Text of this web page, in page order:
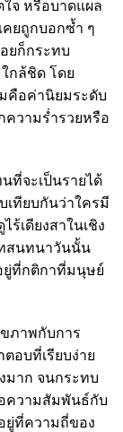
จ หรือบาดแผล
คยถูกบอกซ้ำ ๆ
อยก็กระทบ
กล้ชิด โดย
คือค่านิยมระดับ
ความร่ำรวยหรือ
ที่จะเป็นรายได้
เทียบกันว่าใครมี
เดียงสาในเชิง
สนทนาวันนั้น
ยู่ที่กติกาที่มนุษย์
ขภาพกับการ
อบที่เรียบง่าย
มาก จนกระทบ
ความสัมพันธ์กับ
ยู่ที่ความถี่ของ